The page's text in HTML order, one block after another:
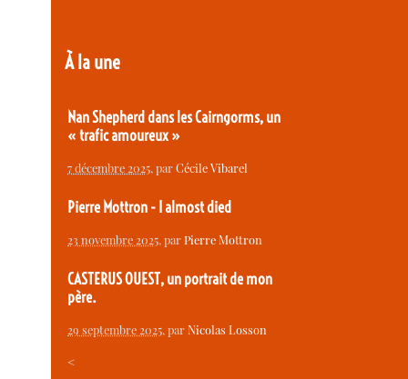
À la une
Nan Shepherd dans les Cairngorms, un
« trafic amoureux »
7 décembre 2025, parCécile Vibarel
Pierre Mottron - I almost died
23 novembre 2025, parPierre Mottron
CASTERUS OUEST, un portrait de mon
père.
29 septembre 2025, parNicolas Losson
<